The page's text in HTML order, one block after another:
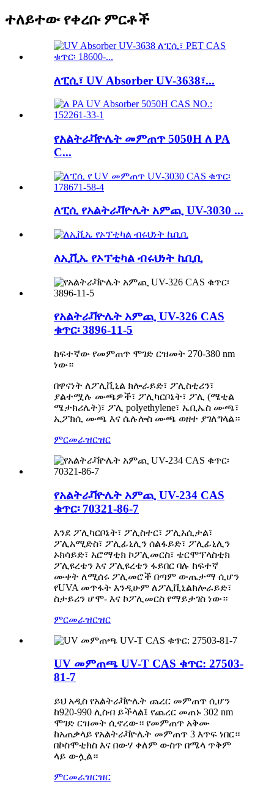
ተለይተው የቀረቡ ምርቶች
ለፒሲ፣ UV Absorber UV-3638፣...
የአልትራቫዮሌት መምጠጥ 5050H ለ PA
C...
ለፒሲ የአልትራቫዮሌት አምጪ UV-3030 ...
ለኢቪኤ የኦፕቲካል ብሩህነት ኬቢቢ
የአልትራቫዮሌት አምጪ UV-326 CAS
ቁጥር፡ 3896-11-5
ከፍተኛው የመምጠጥ ሞገድ ርዝመት 270-380 nm
ነው።
በዋናነት ለፖሊቪኒል ክሎራይድ፣ ፖሊስቲሪን፣
ያልተሟሉ ሙጫዎች፣ ፖሊካርቦኔት፣ ፖሊ (ሜቲል
ሜታክሪሌት)፣ ፖሊ polyethylene፣ ኤቢኤስ ሙጫ፣
ኢፖክሲ ሙጫ እና ሴሉሎስ ሙጫ ወዘተ ያገለግላል።
ምርመራዝርዝር
የአልትራቫዮሌት አምጪ UV-234 CAS
ቁጥር፡ 70321-86-7
እንደ ፖሊካርቦኔት፣ ፖሊስተር፣ ፖሊአሲታል፣
ፖሊአሚድስ፣ ፖሊፊኒሊን ሰልፋይድ፣ ፖሊፊኒሊን
ኦክሳይድ፣ አሮማቲክ ኮፖሊመርስ፣ ቴርሞፕላስቲክ
ፖሊዩረቴን እና ፖሊዩረቴን ፋይበር ባሉ ከፍተኛ
ሙቀት ለሚሰሩ ፖሊመሮች በጣም ውጤታማ ሲሆን
የUVA መጥፋት እንዲሁም ለፖሊቪኒልክሎራይድ፣
ስታይሪን ሆሞ- እና ኮፖሊመርስ የማይታገስ ነው።
ምርመራዝርዝር
UV መምጠጫ UV-T CAS ቁጥር: 27503-
81-7
ይህ አዲስ የአልትራቫዮሌት ጨረር መምጠጥ ሲሆን
ከ920-990 ሊስብ ይችላል፤ የጨረር መጠኑ 302 nm
ሞገድ ርዝመት ሲኖረው። የመምጠጥ አቅሙ
ከአጠቃላይ የአልትራቫዮሌት መምጠጥ 3 እጥፍ ነበር።
በኮስሞቲክስ እና በውሃ ቀለም ውስጥ በሜላ ጥቅም
ላይ ውሏል።
ምርመራዝርዝር